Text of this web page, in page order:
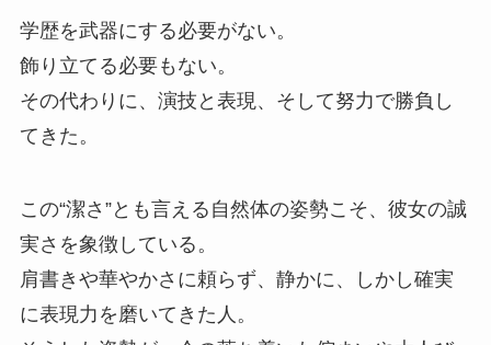
学歴を武器にする必要がない。
飾り立てる必要もない。
その代わりに、演技と表現、そして努力で勝負し
てきた。
この“潔さ”とも言える自然体の姿勢こそ、彼女の誠
実さを象徴している。
肩書きや華やかさに頼らず、静かに、しかし確実
に表現力を磨いてきた人。